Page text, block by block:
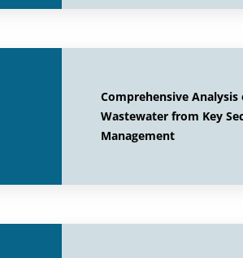
Comprehensive
Wastewater from Key
Management